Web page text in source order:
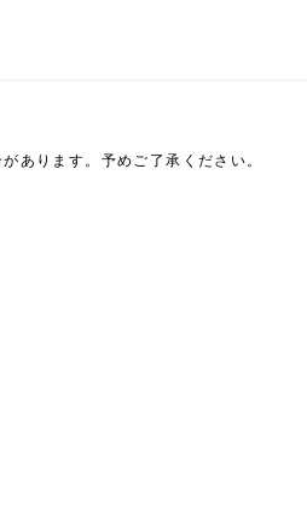
あります。予めご了承ください。